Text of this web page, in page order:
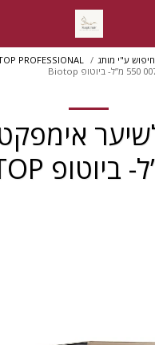
חיפוש ע"י מותג
PROFESSIONAL